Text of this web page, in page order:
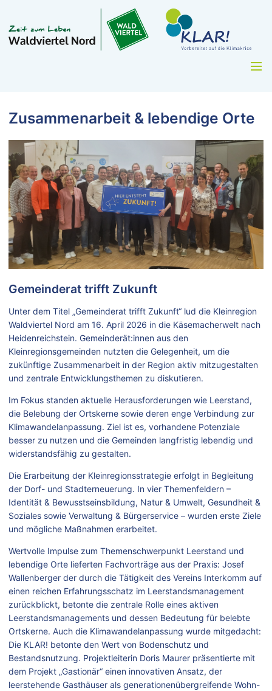
Zusammenarbeit & lebendige Orte
Gemeinderat trifft Zukunft
Unter dem Titel „Gemeinderat trifft Zukunft“ lud die Kleinregion
Waldviertel Nord am 16. April 2026 in die Käsemacherwelt nach
Heidenreichstein. Gemeinderät:innen aus den
Kleinregionsgemeinden nutzten die Gelegenheit, um die
zukünftige Zusammenarbeit in der Region aktiv mitzugestalten
und zentrale Entwicklungsthemen zu diskutieren.
Im Fokus standen aktuelle Herausforderungen wie Leerstand,
die Belebung der Ortskerne sowie deren enge Verbindung zur
Klimawandelanpassung. Ziel ist es, vorhandene Potenziale
besser zu nutzen und die Gemeinden langfristig lebendig und
widerstandsfähig zu gestalten.
Die Erarbeitung der Kleinregionsstrategie erfolgt in Begleitung
der Dorf- und Stadterneuerung. In vier Themenfeldern –
Identität & Bewusstseinsbildung, Natur & Umwelt, Gesundheit &
Soziales sowie Verwaltung & Bürgerservice – wurden erste Ziele
und mögliche Maßnahmen erarbeitet.
Wertvolle Impulse zum Themenschwerpunkt Leerstand und
lebendige Orte lieferten Fachvorträge aus der Praxis: Josef
Wallenberger der durch die Tätigkeit des Vereins Interkomm auf
einen reichen Erfahrungsschatz im Leerstandsmanagement
zurückblickt, betonte die zentrale Rolle eines aktiven
Leerstandsmanagements und dessen Bedeutung für belebte
Ortskerne. Auch die Klimawandelanpassung wurde mitgedacht:
Die KLAR! betonte den Wert von Bodenschutz und
Bestandsnutzung. Projektleiterin Doris Maurer präsentierte mit
dem Projekt „Gastionär“ einen innovativen Ansatz, der
leerstehende Gasthäuser als generationenübergreifende Wohn-